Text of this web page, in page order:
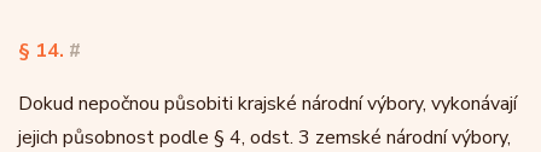
§ 14. #
Dokud nepočnou působiti krajské národní výbory, vykonávají
jejich působnost podle § 4, odst. 3 zemské národní výbory,